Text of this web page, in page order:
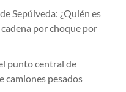
Sepúlveda: ¿Quién es
por choque por
punto central de
camiones pesados